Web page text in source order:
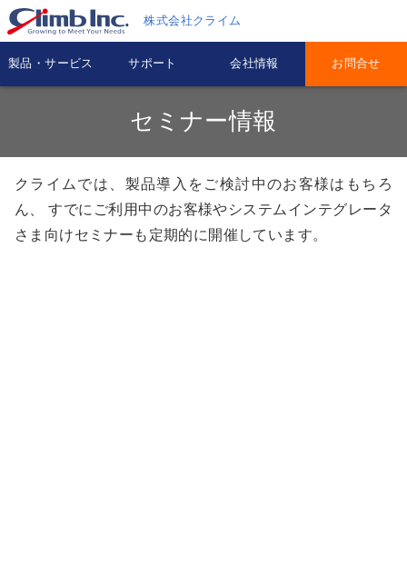
株式会社クライム
製品・サービス サポート 会社情報 お問合せ
セミナー情報
クライムでは、製品導入をご検討中のお客様はもちろ
ん、
すでにご利用中のお客様やシステムインテグレータ
さま向けセミナーも定期的に開催しています。